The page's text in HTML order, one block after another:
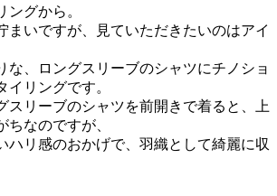
ングから。
まいですが、見ていただきたいのはアイ
な、ロングスリーブのシャツにチノショ
イリングです。
スリーブのシャツを前開きで着ると、上
ちなのですが、
ハリ感のおかげで、羽織として綺麗に収